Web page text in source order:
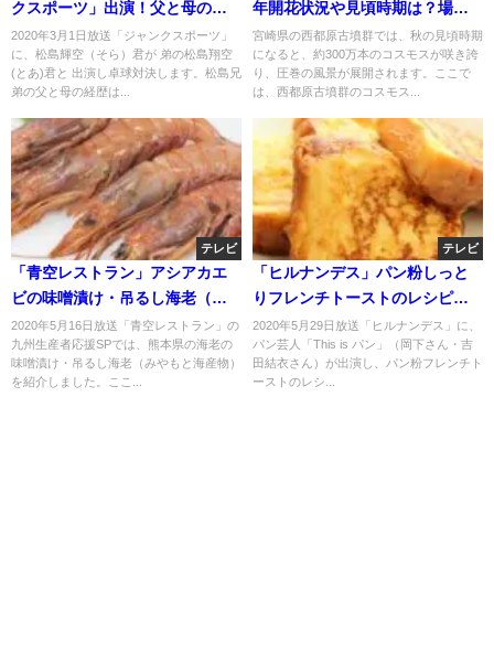
クスポーツ」出演！父と母の卓
球経歴は？
2020年3月1日放送「ジャンクスポーツ」
に、松島輝空（そら）君が 弟の松島翔空
(とあ)君と 出演し卓球対決します。松島兄
弟の父と母の経歴は...
年開花状況や見頃時期は？場所
やアクセスや駐車場は？
宮崎県の西都原古墳群では、秋の見頃時期
になると、約300万本のコスモスが咲き誇
り、圧巻の風景が展開されます。ここで
は、西都原古墳群のコスモス...
テレビ
「青空レストラン」アシアカエ
ビの味噌漬け・吊るし海老（み
やもと海産物）のお取り寄せ！
熊本県！
2020年5月16日放送「青空レストラン」の
九州生産者応援SPでは、熊本県の海老の
味噌漬け・吊るし海老（みやもと海産物）
を紹介しました。ここ...
テレビ
「ヒルナンデス」パン粉しっと
りフレンチトーストのレシピ！
THIS IS パン吉田結衣が伝授！
2020年5月29日放送「ヒルナンデス」に、
パン芸人「This is パン」（岡下さん・吉
田結衣さん）が出演し、パン粉フレンチト
ーストのレシ...